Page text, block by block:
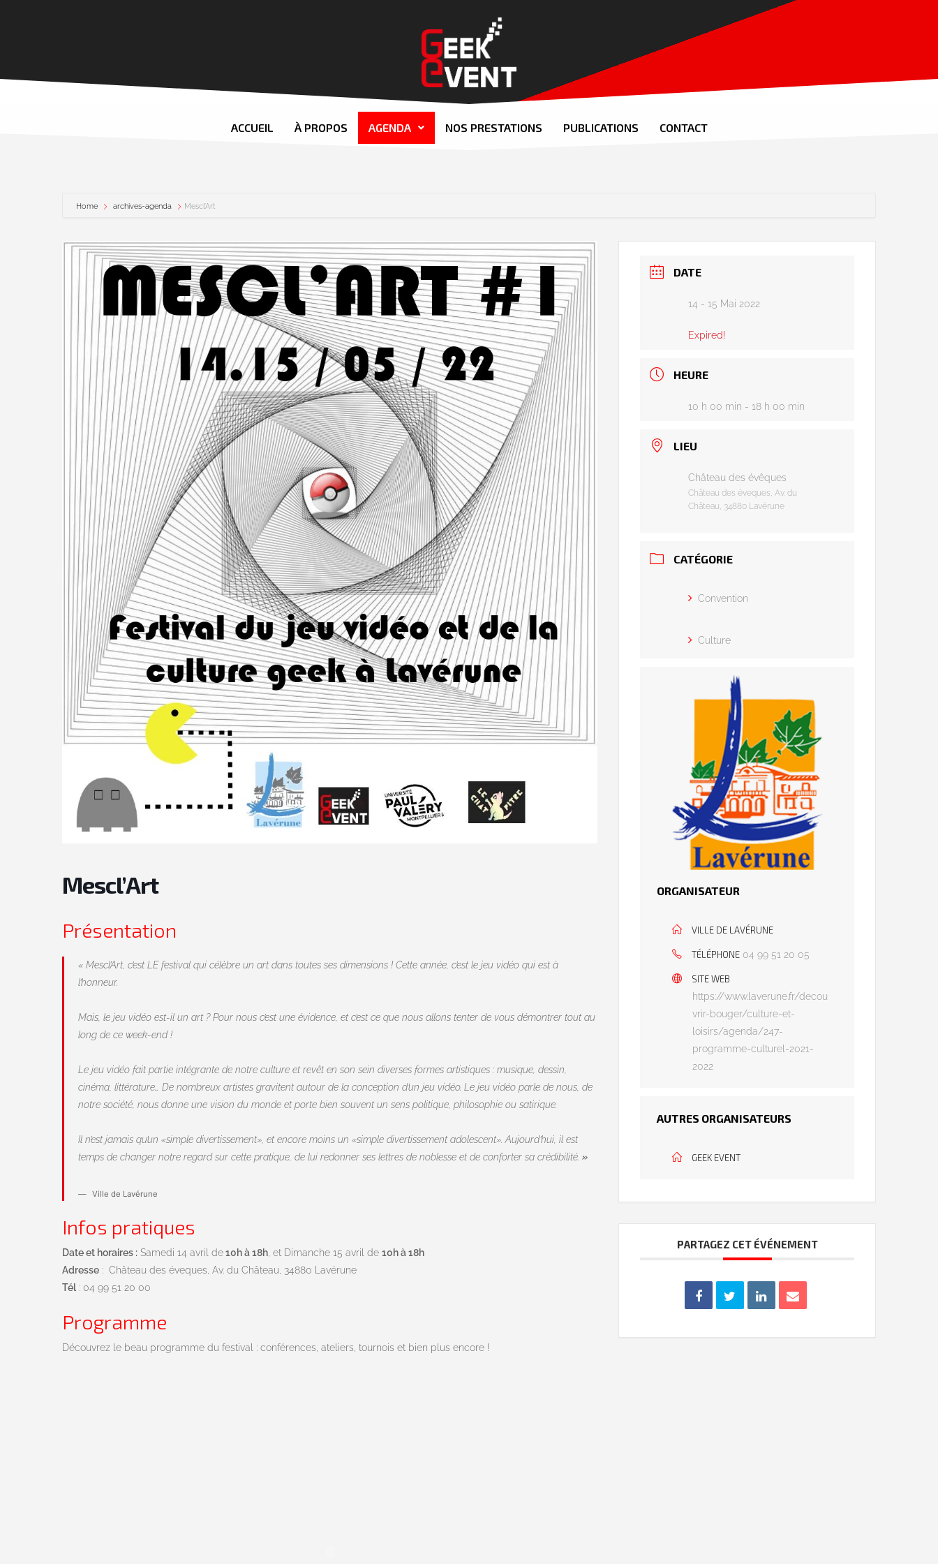
ACCUEIL À PROPOS AGENDA NOS PRESTATIONS PUBLICATIONS CONTACT
Home archives-agenda Mescl’Art
Mescl’Art
Présentation
« Mescl’Art, c’est LE festival qui célèbre un art dans toutes ses dimensions ! Cette année, c’est le jeu vidéo qui est à
l’honneur.
Mais, le jeu vidéo est-il un art ? Pour nous c’est une évidence, et c’est ce que nous allons tenter de vous démontrer tout au
long de ce week-end !
Le jeu vidéo fait partie intégrante de notre culture et revêt en son sein diverses formes artistiques : musique, dessin,
cinéma, littérature… De nombreux artistes gravitent autour de la conception d’un jeu vidéo. Le jeu vidéo parle de nous, de
notre société, nous donne une vision du monde et porte bien souvent un sens politique, philosophie ou satirique.
Il n’est jamais qu’un «simple divertissement», et encore moins un «simple divertissement adolescent». Aujourd’hui, il est
temps de changer notre regard sur cette pratique, de lui redonner ses lettres de noblesse et de conforter sa crédibilité. »
Ville de Lavérune
Infos pratiques
Date et horaires : Samedi 14 avril de10h à 18h, et Dimanche 15 avril de 10h à 18h
Adresse : Château des éveques, Av. du Château, 34880 Lavérune
Tél : 04 99 51 20 00
Programme
Découvrez le beau programme du festival : conférences, ateliers, tournois et bien plus encore !
DATE
14 - 15 Mai 2022
Expired!
HEURE
10 h 00 min - 18 h 00 min
LIEU
Château des évêques
Château des éveques, Av. du
Château, 34880 Lavérune
CATÉGORIE
Convention
Culture
ORGANISATEUR
VILLE DE LAVÉRUNE
TÉLÉPHONE 04 99 51 20 05
SITE WEB
https://www.laverune.fr/decou
vrir-bouger/culture-et-
loisirs/agenda/247-
programme-culturel-2021-
2022
AUTRES ORGANISATEURS
GEEK EVENT
PARTAGEZ CET ÉVÉNEMENT